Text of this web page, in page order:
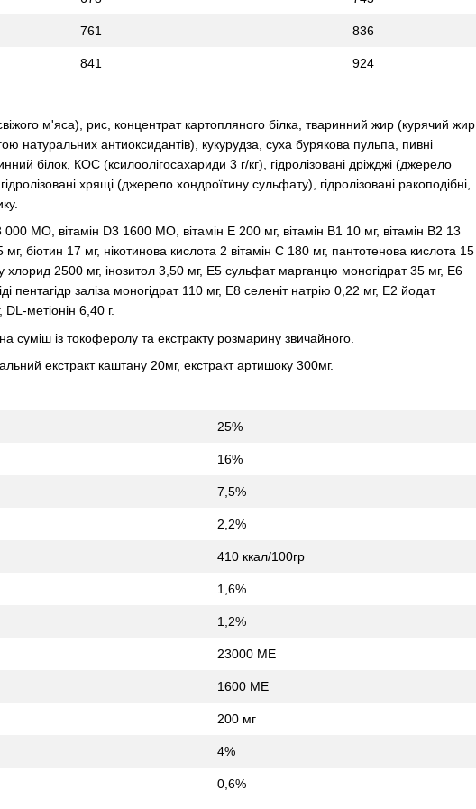
761 836
841 924
м'яса), рис, концентрат картопляного білка, тваринний жир (курячий жир
натуральних антиоксидантів), кукурудза, суха бурякова пульпа, пивні
білок, КОС (ксилоолігосахариди 3 г/кг), гідролізовані дріжджі (джерело
хрящі (джерело хондроїтину сульфату), гідролізовані ракоподібні,
000 МО, вітамін D3 1600 МО, вітамін Е 200 мг, вітамін В1 10 мг, вітамін В2 13
мг, біотин 17 мг, нікотинова кислота 2 вітамін С 180 мг, пантотенова кислота 15
хлорид 2500 мг, інозитол 3,50 мг, Е5 сульфат марганцю моногідрат 35 мг, Е6
пентагідр заліза моногідрат 110 мг, Е8 селеніт натрію 0,22 мг, Е2 йодат
метіонін 6,40 г.
суміш із токоферолу та екстракту розмарину звичайного.
екстракт каштану 20мг, екстракт артишоку 300мг.
25%
16%
7,5%
2,2%
410 ккал/100гр
1,6%
1,2%
23000 МЕ
1600 МЕ
200 мг
4%
0,6%